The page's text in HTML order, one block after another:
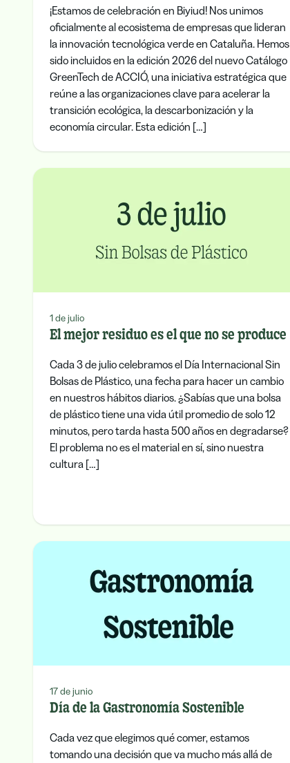
¡Estamos de celebración en Biyiud! Nos unimos
oficialmente al ecosistema de empresas que lideran
la innovación tecnológica verde en Cataluña. Hemos
sido incluidos en la edición 2026 del nuevo Catálogo
GreenTech de ACCIÓ, una iniciativa estratégica que
reúne a las organizaciones clave para acelerar la
transición ecológica, la descarbonización y la
economía circular. Esta edición […]
1 de julio
El mejor residuo es el que no se produce
Cada 3 de julio celebramos el Día Internacional Sin
Bolsas de Plástico, una fecha para hacer un cambio
en nuestros hábitos diarios. ¿Sabías que una bolsa
de plástico tiene una vida útil promedio de solo 12
minutos, pero tarda hasta 500 años en degradarse?
El problema no es el material en sí, sino nuestra
cultura […]
17 de junio
Día de la Gastronomía Sostenible
Cada vez que elegimos qué comer, estamos
tomando una decisión que va mucho más allá de